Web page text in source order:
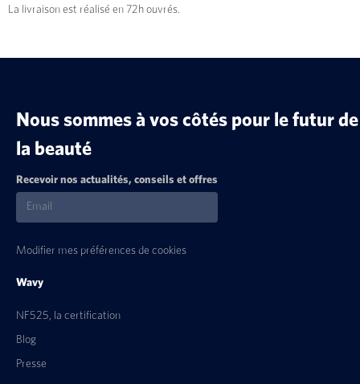
La livraison est réalisé en 72h ouvrés.
Nous sommes à vos côtés pour le futur de
la beauté
Recevoir nos actualités, conseils et offres
Modifier mes préférences de cookies
Wavy
NF525, la certification
Blog
Presse